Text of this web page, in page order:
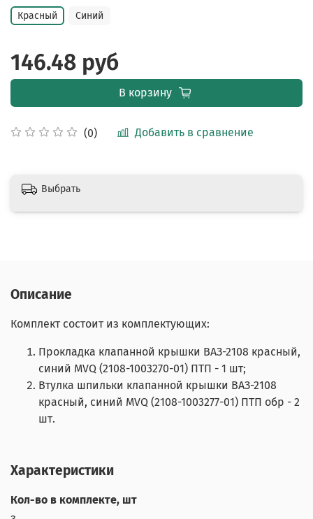
(0) Добавить в сравнение
Красный Синий
146.48 руб
В корзину
Выбрать
Описание
Комплект состоит из комплектующих:
Прокладка клапанной крышки ВАЗ-2108 красный,
синий MVQ (2108-1003270-01) ПТП - 1 шт;
Втулка шпильки клапанной крышки ВАЗ-2108
красный, синий MVQ (2108-1003277-01) ПТП обр - 2
шт.
Характеристики
Кол-во в комплекте, шт